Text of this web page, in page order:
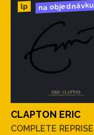
lp na objednávku
CLAPTON ERIC
COMPLETE REPRISE